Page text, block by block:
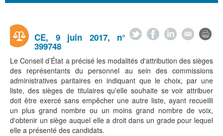
CE, 9 juin 2017, n°
399748
Le Conseil d’État a précisé les modalités d'attribution des sièges
des représentants du personnel au sein des commissions
administratives paritaires en indiquant que le choix, par une
liste, des sièges de titulaires qu'elle souhaite se voir attribuer
doit être exercé sans empêcher une autre liste, ayant recueilli
un plus grand nombre ou un moins grand nombre de voix,
d'obtenir un siège auquel elle a droit dans un grade pour lequel
elle a présenté des candidats.